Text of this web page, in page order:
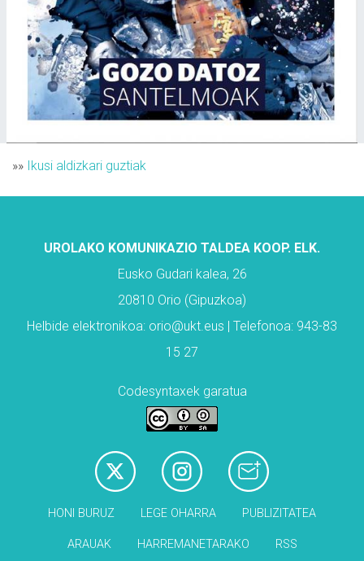
»» Ikusi aldizkari guztiak
UROLAKO KOMUNIKAZIO TALDEA KOOP. ELK.
Eusko Gudari kalea, 26
20810 Orio (Gipuzkoa)
Helbide elektronikoa: orio@ukt.eus | Telefonoa: 943-83
15 27
Codesyntaxek garatua
HONI BURUZ LEGE OHARRA PUBLIZITATEA
ARAUAK HARREMANETARAKO RSS